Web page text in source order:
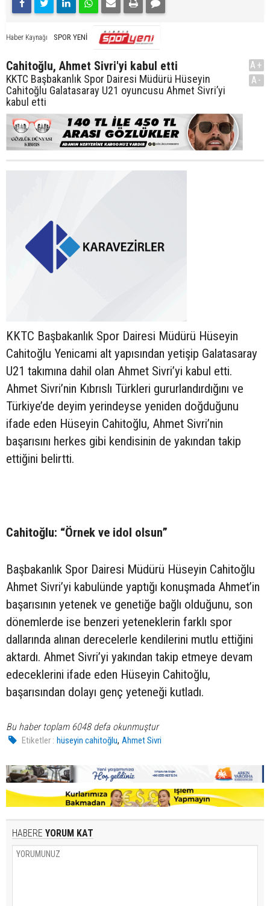
Haber Kaynağı SPOR YENİ
Cahitoğlu, Ahmet Sivri'yi kabul etti
KKTC Başbakanlık Spor Dairesi Müdürü Hüseyin
Cahitoğlu Galatasaray U21 oyuncusu Ahmet Sivri’yi
kabul etti
A+
A-
KKTC Başbakanlık Spor Dairesi Müdürü Hüseyin
Cahitoğlu Yenicami alt yapısından yetişip Galatasaray
U21 takımına dahil olan Ahmet Sivri’yi kabul etti.
Ahmet Sivri’nin Kıbrıslı Türkleri gururlandırdığını ve
Türkiye’de deyim yerindeyse yeniden doğduğunu
ifade eden Hüseyin Cahitoğlu, Ahmet Sivri’nin
başarısını herkes gibi kendisinin de yakından takip
ettiğini belirtti.
Cahitoğlu: “Örnek ve idol olsun”
Başbakanlık Spor Dairesi Müdürü Hüseyin Cahitoğlu
Ahmet Sivri’yi kabulünde yaptığı konuşmada Ahmet’in
başarısının yetenek ve genetiğe bağlı olduğunu, son
dönemlerde ise benzeri yeteneklerin farklı spor
dallarında alınan derecelerle kendilerini mutlu ettiğini
aktardı. Ahmet Sivri’yi yakından takip etmeye devam
edeceklerini ifade eden Hüseyin Cahitoğlu,
başarısından dolayı genç yeteneği kutladı.
Bu haber toplam 6048 defa okunmuştur
Etiketler : hüseyin cahitoğlu,Ahmet Sivri
HABERE YORUM KAT